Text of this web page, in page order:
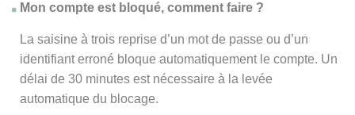
Mon compte est bloqué, comment faire ?
La saisine à trois reprise d’un mot de passe ou d’un
identifiant erroné bloque automatiquement le compte. Un
délai de 30 minutes est nécessaire à la levée
automatique du blocage.